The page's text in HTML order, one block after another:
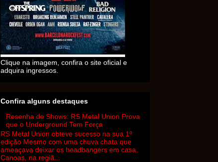
Clique na imagem, confira o site oficial e
adquira ingressos.
Confira alguns destaques
Resenha de Shows: RS Metal Union Prova
que o Underground Tem Força
RS Metal Union obteve sucesso na sua 1º
edição Mesmo com uma chuva chata que
ameaçava deixar os headbangers em casa,
Canoas, na regiã...